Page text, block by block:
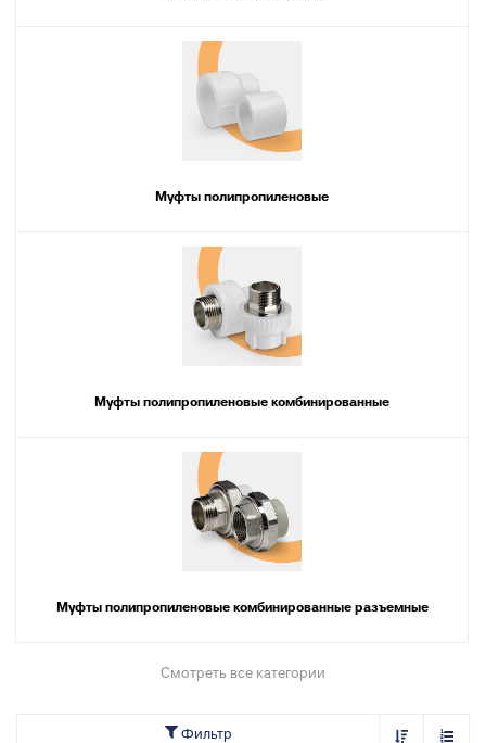
Муфты полипропиленовые
Муфты полипропиленовые комбинированные
Муфты полипропиленовые комбинированные разъемные
Смотреть все категории
Фильтр